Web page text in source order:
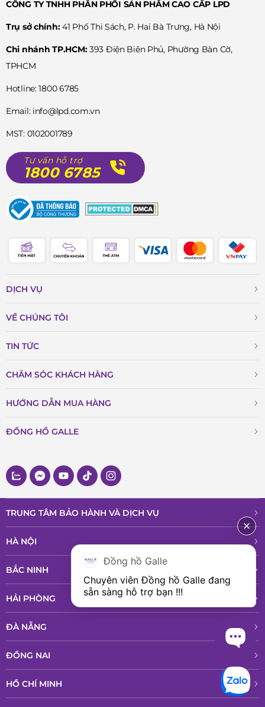
CÔNG TY TNHH PHÂN PHỐI SẢN PHẨM CAO CẤP LPD
Trụ sở chính:41 Phố Thi Sách, P. Hai Bà Trưng, Hà Nội
Chi nhánh TP.HCM:393 Điện Biên Phủ, Phường Bàn Cờ,
TPHCM
Hotline: 1800 6785
Email: info@lpd.com.vn
MST: 0102001789
Tư vấn hỗ trợ
1800 6785
DỊCH VỤ
VỀ CHÚNG TÔI
TIN TỨC
CHĂM SÓC KHÁCH HÀNG
HƯỚNG DẪN MUA HÀNG
ĐỒNG HỒ GALLE
TRUNG TÂM BẢO HÀNH VÀ DỊCH VỤ
HÀ NỘI
BẮC NINH
HẢI PHÒNG
ĐÀ NẴNG
ĐỒNG NAI
HỒ CHÍ MINH
Đồng hồ Galle
Chuyên viên Đồng hồ Galle đang
sẵn sàng hỗ trợ bạn !!!